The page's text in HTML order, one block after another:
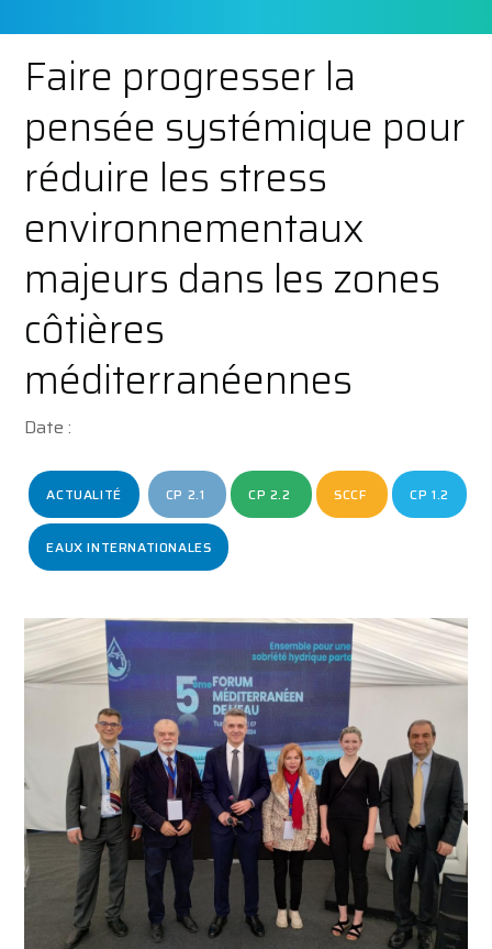
Faire progresser la
pensée systémique pour
réduire les stress
environnementaux
majeurs dans les zones
côtières
méditerranéennes
Date :
ACTUALITÉ CP 2.1 CP 2.2 SCCF CP 1.2
EAUX INTERNATIONALES